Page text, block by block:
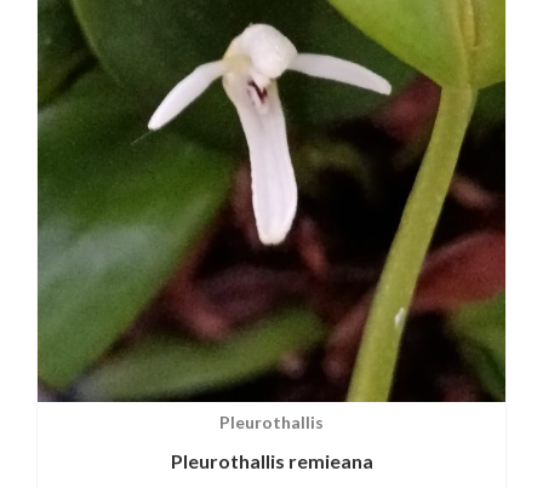
Pleurothallis
Pleurothallis remieana